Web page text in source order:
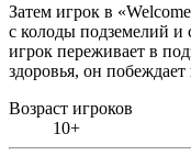
Затем игрок в
с колоды подземелий и
игрок переживает в
здоровья, он побеждает
Возраст игроков
10+